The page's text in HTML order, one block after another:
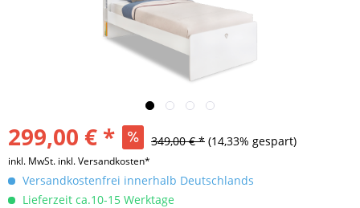
299,00 € * 349,00 € * (14,33% gespart)
inkl. MwSt. inkl. Versandkosten*
Versandkostenfrei innerhalb Deutschlands
Lieferzeit ca.10-15 Werktage